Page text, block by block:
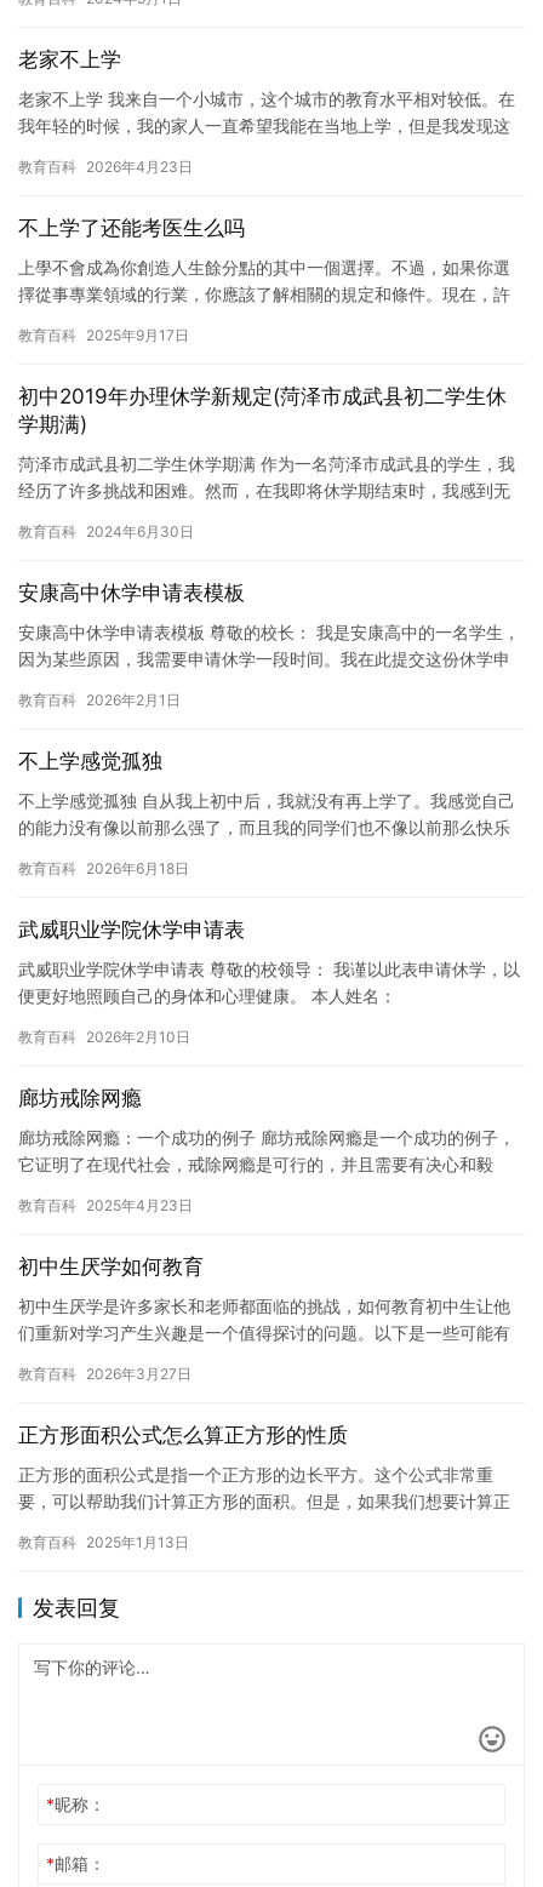
老家不上学
老家不上学 我来自一个小城市，这个城市的教育水平相对较低。在
我年轻的时候，我的家人一直希望我能在当地上学，但是我发现这
我…
教育百科 2026年4月23日
不上学了还能考医生么吗
上學不會成為你創造人生餘分點的其中一個選擇。不過，如果你選
擇從事專業領域的行業，你應該了解相關的規定和條件。現在，許
的證書…
教育百科 2025年9月17日
初中2019年办理休学新规定(菏泽市成武县初二学生休
学期满)
菏泽市成武县初二学生休学期满 作为一名菏泽市成武县的学生，我
经历了许多挑战和困难。然而，在我即将休学期结束时，我感到无
常…
教育百科 2024年6月30日
安康高中休学申请表模板
安康高中休学申请表模板 尊敬的校长： 我是安康高中的一名学生，
因为某些原因，我需要申请休学一段时间。我在此提交这份休学申
教育百科 2026年2月1日
不上学感觉孤独
不上学感觉孤独 自从我上初中后，我就没有再上学了。我感觉自己
的能力没有像以前那么强了，而且我的同学们也不像以前那么快乐
能…
教育百科 2026年6月18日
武威职业学院休学申请表
武威职业学院休学申请表 尊敬的校领导： 我谨以此表申请休学，以
便更好地照顾自己的身体和心理健康。 本人姓名：
教育百科 2026年2月10日
廊坊戒除网瘾
廊坊戒除网瘾：一个成功的例子 廊坊戒除网瘾是一个成功的例子，
它证明了在现代社会，戒除网瘾是可行的，并且需要有决心和毅
旨在帮…
教育百科 2025年4月23日
初中生厌学如何教育
初中生厌学是许多家长和老师都面临的挑战，如何教育初中生让他
们重新对学习产生兴趣是一个值得探讨的问题。以下是一些可能有
教育百科 2026年3月27日
正方形面积公式怎么算正方形的性质
正方形的面积公式是指一个正方形的边长平方。这个公式非常重
要，可以帮助我们计算正方形的面积。但是，如果我们想要计算正
道正方形…
教育百科 2025年1月13日
发表回复
*昵称：
*邮箱：